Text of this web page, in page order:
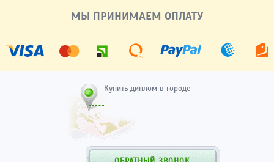
МЫ ПРИНИМАЕМ ОПЛАТУ
Купить диплом в городе